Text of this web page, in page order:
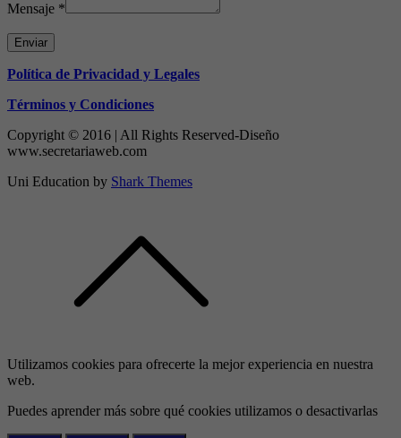
Mensaje *
Enviar
Política de Privacidad y Legales
Términos y Condiciones
Copyright © 2016 | All Rights Reserved-Diseño
www.secretariaweb.com
Uni Education by Shark Themes
Utilizamos cookies para ofrecerte la mejor experiencia en nuestra
web.
Puedes aprender más sobre qué cookies utilizamos o desactivarlas